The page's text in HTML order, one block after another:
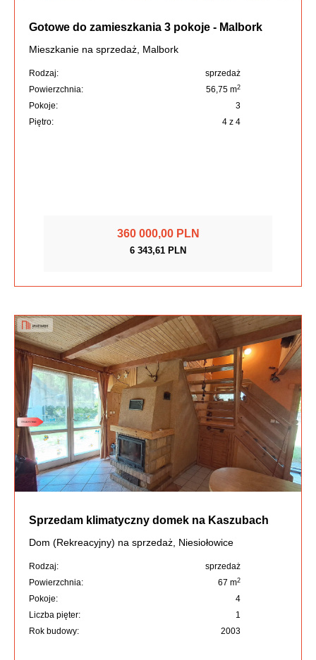
Gotowe do zamieszkania 3 pokoje - Malbork
Mieszkanie na sprzedaż, Malbork
Rodzaj:
sprzedaż
Powierzchnia:
56,75 m2
Pokoje:
3
Piętro:
4 z 4
360 000,00 PLN
6 343,61 PLN
Sprzedam klimatyczny domek na Kaszubach
Dom (Rekreacyjny) na sprzedaż, Niesiołowice
Rodzaj:
sprzedaż
Powierzchnia:
67 m2
Pokoje:
4
Liczba pięter:
1
Rok budowy:
2003